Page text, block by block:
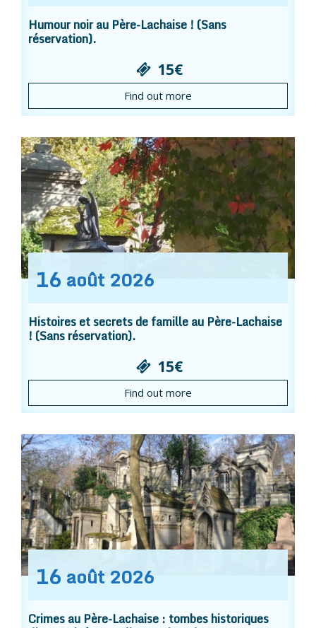
Humour noir au Père-Lachaise ! (Sans
réservation).
15€
Find out more
16 août 2026
Histoires et secrets de famille au Père-Lachaise
! (Sans réservation).
15€
Find out more
16 août 2026
Crimes au Père-Lachaise : tombes historiques